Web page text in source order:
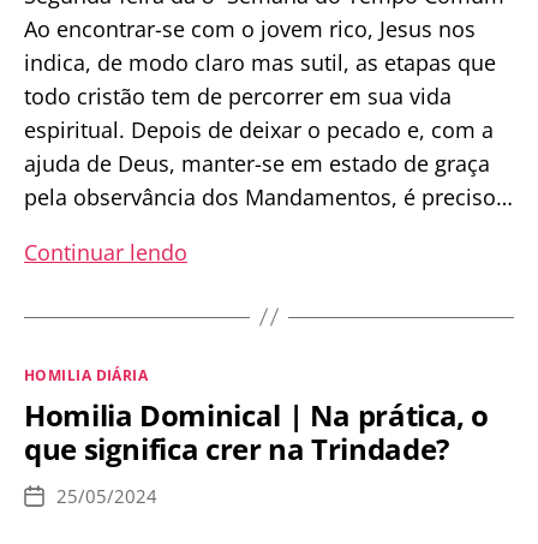
Ao encontrar-se com o jovem rico, Jesus nos
indica, de modo claro mas sutil, as etapas que
todo cristão tem de percorrer em sua vida
espiritual. Depois de deixar o pecado e, com a
ajuda de Deus, manter-se em estado de graça
pela observância dos Mandamentos, é preciso…
Continuar lendo
|
o
progresso
Categorias
HOMILIA DIÁRIA
Homilia Dominical | Na prática, o
que significa crer na Trindade?
Data25/05/2024